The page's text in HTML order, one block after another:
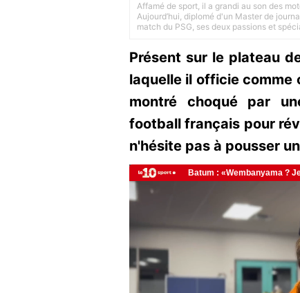
Affamé de sport, il a grandi au son des
Aujourd’hui, diplomé d'un Master de
match du PSG, ses deux passions et
Présent sur le plateau
laquelle il officie comme
montré choqué par
football français pour
n'hésite pas à pousser